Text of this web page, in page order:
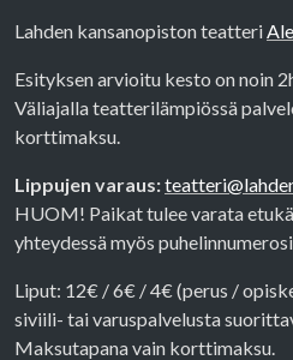
Lahden kansanopiston teatteri
Esityksen arvioitu kesto on noin
Väliajalla teatterilämpiössä
korttimaksu.
Lippujen varaus:
HUOM! Paikat tulee varata
yhteydessä myös
Liput: 12€ / 6€ / 4€ (perus /
siviili- tai varuspalvelusta
Maksutapana vain korttimaksu.